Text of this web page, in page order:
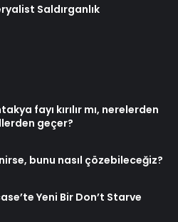
Saldırganlık
fayı kırılır mı, nerelerden
geçer?
bunu nasıl çözebileceğiz?
Yeni Bir Don’t Starve